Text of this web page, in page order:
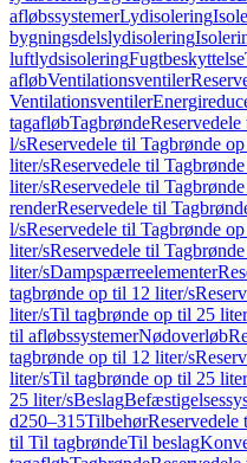
afløbssystemerLydisolering
bygningsdelslydisolering
luftlydsisoleringFugtbeskyttelse
afløbVentilationsventiler
Ventilationsventiler
tagafløbTagbrønde
l/sReservedele til Tagbrønde
liter/sReservedele til
liter/sReservedele til
renderReservedele til
l/sReservedele til Tagbrønde
liter/sReservedele til
liter/sDampspærreelementer
tagbrønde op til 12 liter/s
liter/sTil tagbrønde op til 25
til afløbssystemerNødoverløb
tagbrønde op til 12 liter/s
liter/sTil tagbrønde op til 25
25 liter/sBeslag
d250–315Tilbehør
til Til tagbrøndeTil beslag